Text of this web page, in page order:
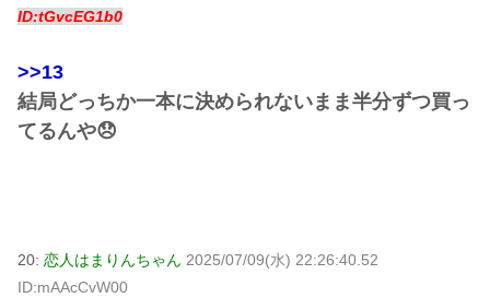
ID:tGvcEG1b0
>>13
結局どっちか一本に決められないまま半分ずつ買っ
てるんや😞
20: 恋人はまりんちゃん 2025/07/09(水) 22:26:40.52
ID:mAAcCvW00